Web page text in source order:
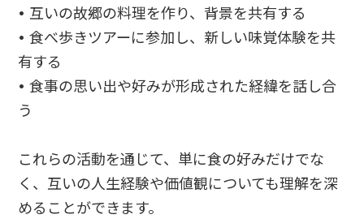
• 互いの故郷の料理を作り、背景を共有する
• 食べ歩きツアーに参加し、新しい味覚体験を共
有する
• 食事の思い出や好みが形成された経緯を話し合
う
これらの活動を通じて、単に食の好みだけでな
く、互いの人生経験や価値観についても理解を深
めることができます。